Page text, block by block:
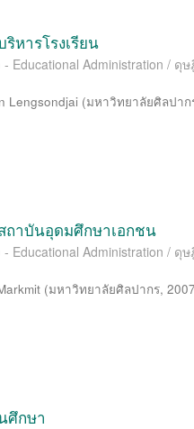
หารโรงเรียน
- Educational Administration /
Lengsondjai (มหาวิทยาลัยศิลปาก
ถาบันอุดมศึกษาเอกชน
- Educational Administration /
(มหาวิทยาลัยศิลปากร,
ศึกษา